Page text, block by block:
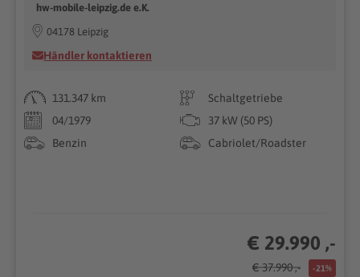
hw-mobile-leipzig.de e.K.
04178 Leipzig
Händler kontaktieren
131.347 km
Schaltgetriebe
04/1979
37 kW (50 PS)
Benzin
Cabriolet/Roadster
€ 29.990 ,-
€ 37.990 ,- -21%